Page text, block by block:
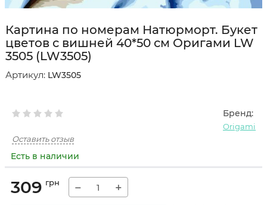
Картина по номерам Натюрморт. Букет
цветов с вишней 40*50 см Оригами LW
3505 (LW3505)
Артикул: LW3505
Бренд:
Origami
Оставить отзыв
Есть в наличии
309 грн − +